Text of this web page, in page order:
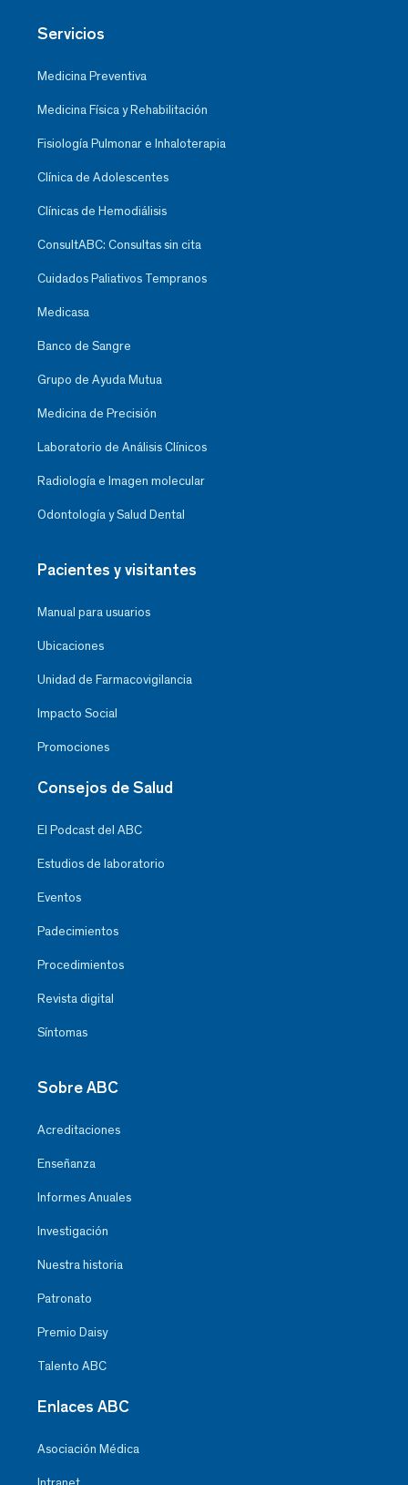
Servicios
Medicina Preventiva
Medicina Física y Rehabilitación
Fisiología Pulmonar e Inhaloterapia
Clínica de Adolescentes
Clínicas de Hemodiálisis
ConsultABC: Consultas sin cita
Cuidados Paliativos Tempranos
Medicasa
Banco de Sangre
Grupo de Ayuda Mutua
Medicina de Precisión
Laboratorio de Análisis Clínicos
Radiología e Imagen molecular
Odontología y Salud Dental
Pacientes y visitantes
Manual para usuarios
Ubicaciones
Unidad de Farmacovigilancia
Impacto Social
Promociones
Consejos de Salud
El Podcast del ABC
Estudios de laboratorio
Eventos
Padecimientos
Procedimientos
Revista digital
Síntomas
Sobre ABC
Acreditaciones
Enseñanza
Informes Anuales
Investigación
Nuestra historia
Patronato
Premio Daisy
Talento ABC
Enlaces ABC
Asociación Médica